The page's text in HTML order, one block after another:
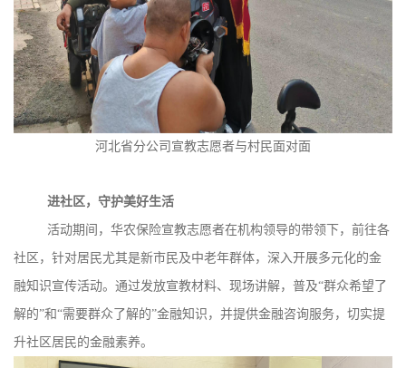
河北省分公司宣教志愿者与村民面对面
进社区，守护美好生活
活动期间，华农保险宣教志愿者在机构领导的带领下，前往各
社区，针对居民尤其是新市民及中老年群体，深入开展多元化的金
融知识宣传活动。通过发放宣教材料、现场讲解，普及“群众希望了
解的”和“需要群众了解的”金融知识，并提供金融咨询服务，切实提
升社区居民的金融素养。